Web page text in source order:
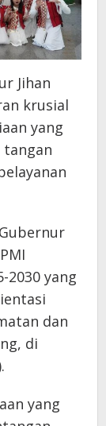
Jihan
krusial
yang
2030 yang
dan
di
yang